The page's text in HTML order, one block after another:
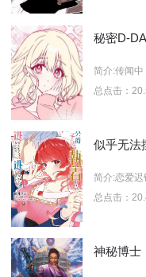
秘密D-
简介:传闻
总点击：
简介:恋爱
总点击：
神秘博士